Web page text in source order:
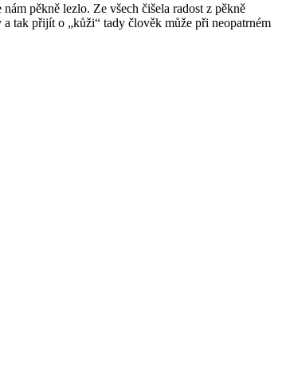
pěkně lezlo. Ze všech čišela radost z pěkně
tak přijít o „kůži“ tady člověk může při neopatrném